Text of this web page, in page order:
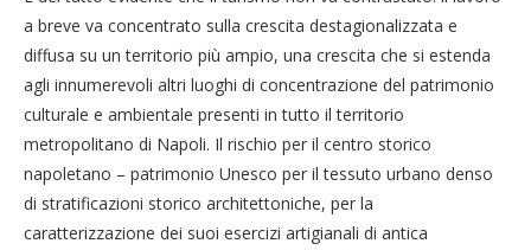
a breve va concentrato sulla crescita destagionalizzata e
diffusa su un territorio più ampio, una crescita che si estenda
agli innumerevoli altri luoghi di concentrazione del patrimonio
culturale e ambientale presenti in tutto il territorio
metropolitano di Napoli. Il rischio per il centro storico
napoletano – patrimonio Unesco per il tessuto urbano denso
di stratificazioni storico architettoniche, per la
caratterizzazione dei suoi esercizi artigianali di antica